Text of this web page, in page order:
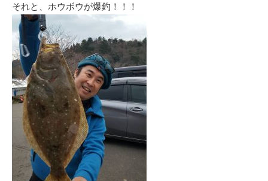
それと、ホウボウが爆釣！！！